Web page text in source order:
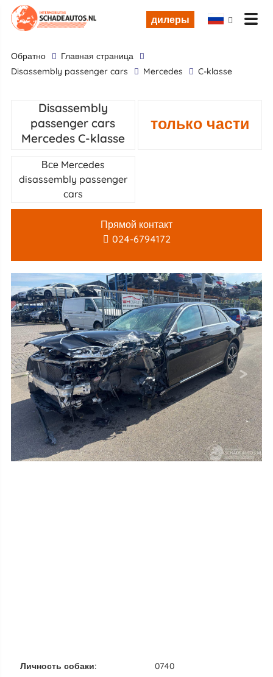
дилеры
обратно
Главная страница
disassembly passenger cars
Mercedes C-klasse
Disassembly
passenger cars
Mercedes C-klasse
только части
Все Mercedes
disassembly passenger
cars
Прямой контакт
024-6794172
личность собаки: 0740